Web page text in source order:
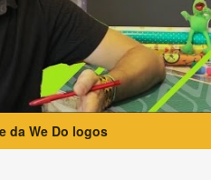
da We Do logos